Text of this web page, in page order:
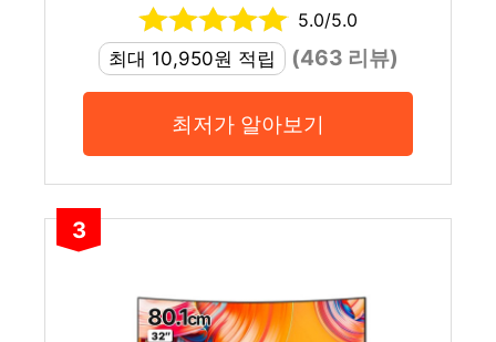
5.0/5.0
최대 10,950원 적립
(463 리뷰)
최저가 알아보기
3